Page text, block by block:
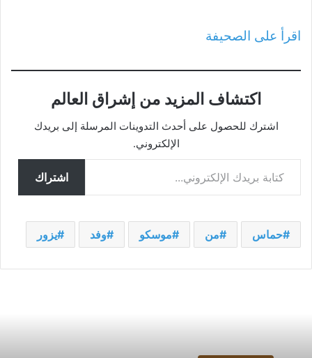
اقرأ على الصحيفة
اكتشاف المزيد من إشراق العالم
اشترك للحصول على أحدث التدوينات المرسلة إلى بريدك
الإلكتروني.
كتابة بريدك الإلكتروني...
اشتراك
حماس من موسكو وفد يزور